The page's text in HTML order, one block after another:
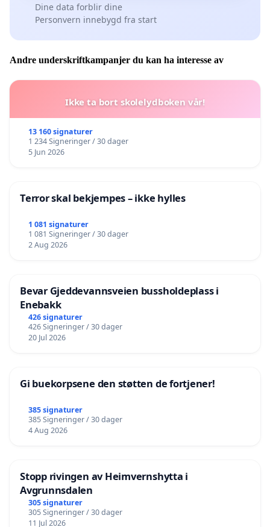
Dine data forblir dine
Personvern innebygd fra start
Andre underskriftkampanjer du kan ha interesse av
Ikke ta bort skolelydboken vår!
13 160 signaturer
1 234 Signeringer / 30 dager
5 Jun 2026
Terror skal bekjempes – ikke hylles
1 081 signaturer
1 081 Signeringer / 30 dager
2 Aug 2026
Bevar Gjeddevannsveien bussholdeplass i
Enebakk
426 signaturer
426 Signeringer / 30 dager
20 Jul 2026
Gi buekorpsene den støtten de fortjener!
385 signaturer
385 Signeringer / 30 dager
4 Aug 2026
Stopp rivingen av Heimvernshytta i
Avgrunnsdalen
305 signaturer
305 Signeringer / 30 dager
11 Jul 2026